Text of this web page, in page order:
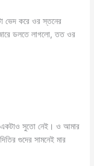
ভেদ করে ওর স্তনের
ডলতে লাগলো, তত ওর
একটাও সুতো নেই। ও আমার
গুদের সামনেই মার